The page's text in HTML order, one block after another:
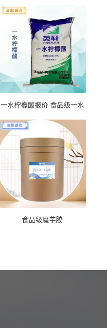
一水柠檬酸报价 食品级一水
食品级魔芋胶